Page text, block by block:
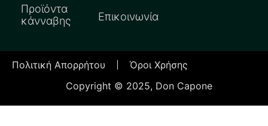
Προϊόντα
κάνναβης
Επικοινωνία
Copyright © 2025, Don Capone
Πολιτική Απορρήτου Όροι Χρήσης